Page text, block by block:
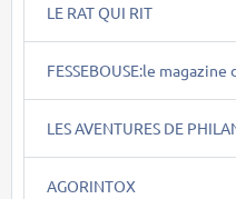
LE RAT QUI RIT
FESSEBOUSE:le magazine
LES AVENTURES DE
AGORINTOX